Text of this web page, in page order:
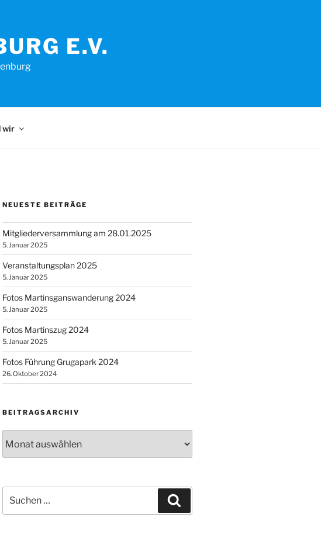
E.V.
wir
NEUESTE BEITRÄGE
Mitgliederversammlung am 28.01.2025
5. Januar 2025
Veranstaltungsplan 2025
5. Januar 2025
Fotos Martinsganswanderung 2024
5. Januar 2025
Fotos Martinszug 2024
5. Januar 2025
Fotos Führung Grugapark 2024
26. Oktober 2024
BEITRAGSARCHIV
nach: